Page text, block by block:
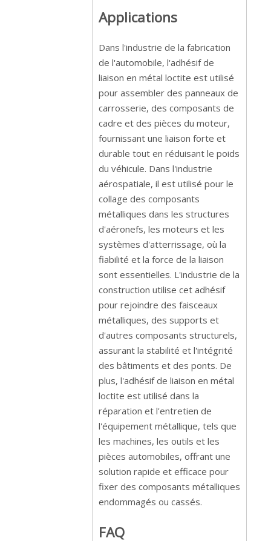
Applications
Dans l'industrie de la fabrication
de l'automobile, l'adhésif de
liaison en métal loctite est utilisé
pour assembler des panneaux de
carrosserie, des composants de
cadre et des pièces du moteur,
fournissant une liaison forte et
durable tout en réduisant le poids
du véhicule. Dans l'industrie
aérospatiale, il est utilisé pour le
collage des composants
métalliques dans les structures
d'aéronefs, les moteurs et les
systèmes d'atterrissage, où la
fiabilité et la force de la liaison
sont essentielles. L'industrie de la
construction utilise cet adhésif
pour rejoindre des faisceaux
métalliques, des supports et
d'autres composants structurels,
assurant la stabilité et l'intégrité
des bâtiments et des ponts. De
plus, l'adhésif de liaison en métal
loctite est utilisé dans la
réparation et l'entretien de
l'équipement métallique, tels que
les machines, les outils et les
pièces automobiles, offrant une
solution rapide et efficace pour
fixer des composants métalliques
endommagés ou cassés.
FAQ